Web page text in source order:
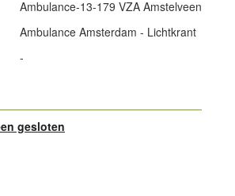
Ambulance-13-179 VZA Amstelveen
Ambulance Amsterdam - Lichtkrant
-
gesloten